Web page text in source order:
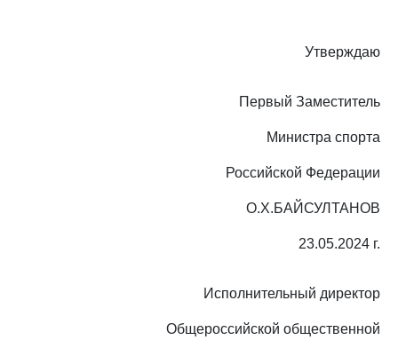
Утверждаю
Первый Заместитель
Министра спорта
Российской Федерации
О.Х.БАЙСУЛТАНОВ
23.05.2024 г.
Исполнительный директор
Общероссийской общественной